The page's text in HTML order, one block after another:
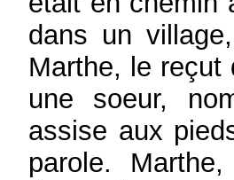
dans un
Marthe, le
une soeur,
assise aux
parole.